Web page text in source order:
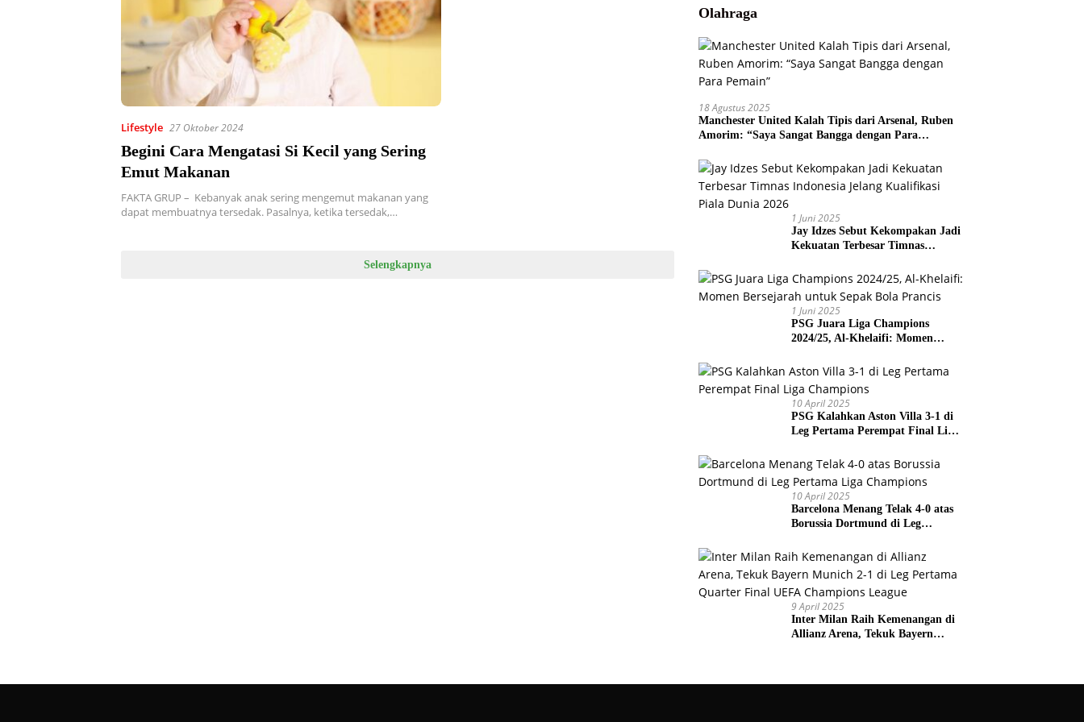
Lifestyle 27 Oktober 2024
Begini Cara Mengatasi Si Kecil yang Sering
Emut Makanan
FAKTA GRUP – Kebanyak anak sering mengemut makanan yang
dapat membuatnya tersedak. Pasalnya, ketika tersedak,…
Selengkapnya
Olahraga
18 Agustus 2025
Manchester United Kalah Tipis dari Arsenal, Ruben
Amorim: “Saya Sangat Bangga dengan Para
1 Juni 2025
Jay Idzes Sebut Kekompakan Jadi
Kekuatan Terbesar Timnas
Dunia 2026
1 Juni 2025
PSG Juara Liga Champions
2024/25, Al-Khelaifi: Momen
Prancis
10 April 2025
PSG Kalahkan Aston Villa 3-1 di
Leg Pertama Perempat Final Liga
10 April 2025
Barcelona Menang Telak 4-0 atas
Borussia Dortmund di Leg
9 April 2025
Inter Milan Raih Kemenangan di
Allianz Arena, Tekuk Bayern